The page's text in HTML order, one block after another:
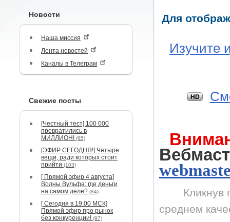
Новости
Наша миссия
Лента новостей
Каналы в Телеграм
Свежие посты
[Честный тест] 100 000
превратились в
МИЛЛИОН! (65)
[ЭФИР СЕГОДНЯ!] Четыре
вещи, ради которых стоит
прийти (103)
[ Прямой эфир 4 августа]
Волны Вульфа: где деньги
на самом деле? (84)
[ Сегодня в 19:00 МСК]
Прямой эфир про рынок
без конкуренции! (97)
Для
Изучите
Кликнув
среднем